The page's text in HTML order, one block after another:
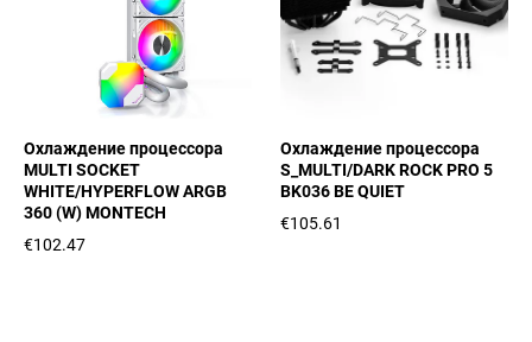
Охлаждение процессора
MULTI SOCKET
WHITE/HYPERFLOW ARGB
360 (W) MONTECH
€102.47
Охлаждение процессора
S_MULTI/DARK ROCK PRO 5
BK036 BE QUIET
€105.61